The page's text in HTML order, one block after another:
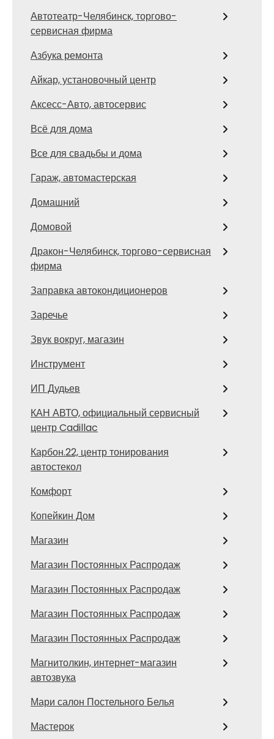
Автотеатр-Челябинск, торгово-
сервисная фирма
Азбука ремонта
Айкар, установочный центр
Аксесс-Авто, автосервис
Всё для дома
Все для свадьбы и дома
Гараж, автомастерская
Домашний
Домовой
Дракон-Челябинск, торгово-сервисная
фирма
Заправка автокондиционеров
Заречье
Звук вокруг, магазин
Инструмент
ИП Дудьев
КАН АВТО, официальный сервисный
центр Cadillac
Карбон.22, центр тонирования
автостекол
Комфорт
Копейкин Дом
Магазин
Магазин Постоянных Распродаж
Магазин Постоянных Распродаж
Магазин Постоянных Распродаж
Магазин Постоянных Распродаж
Магнитолкин, интернет-магазин
автозвука
Мари салон Постельного Белья
Мастерок